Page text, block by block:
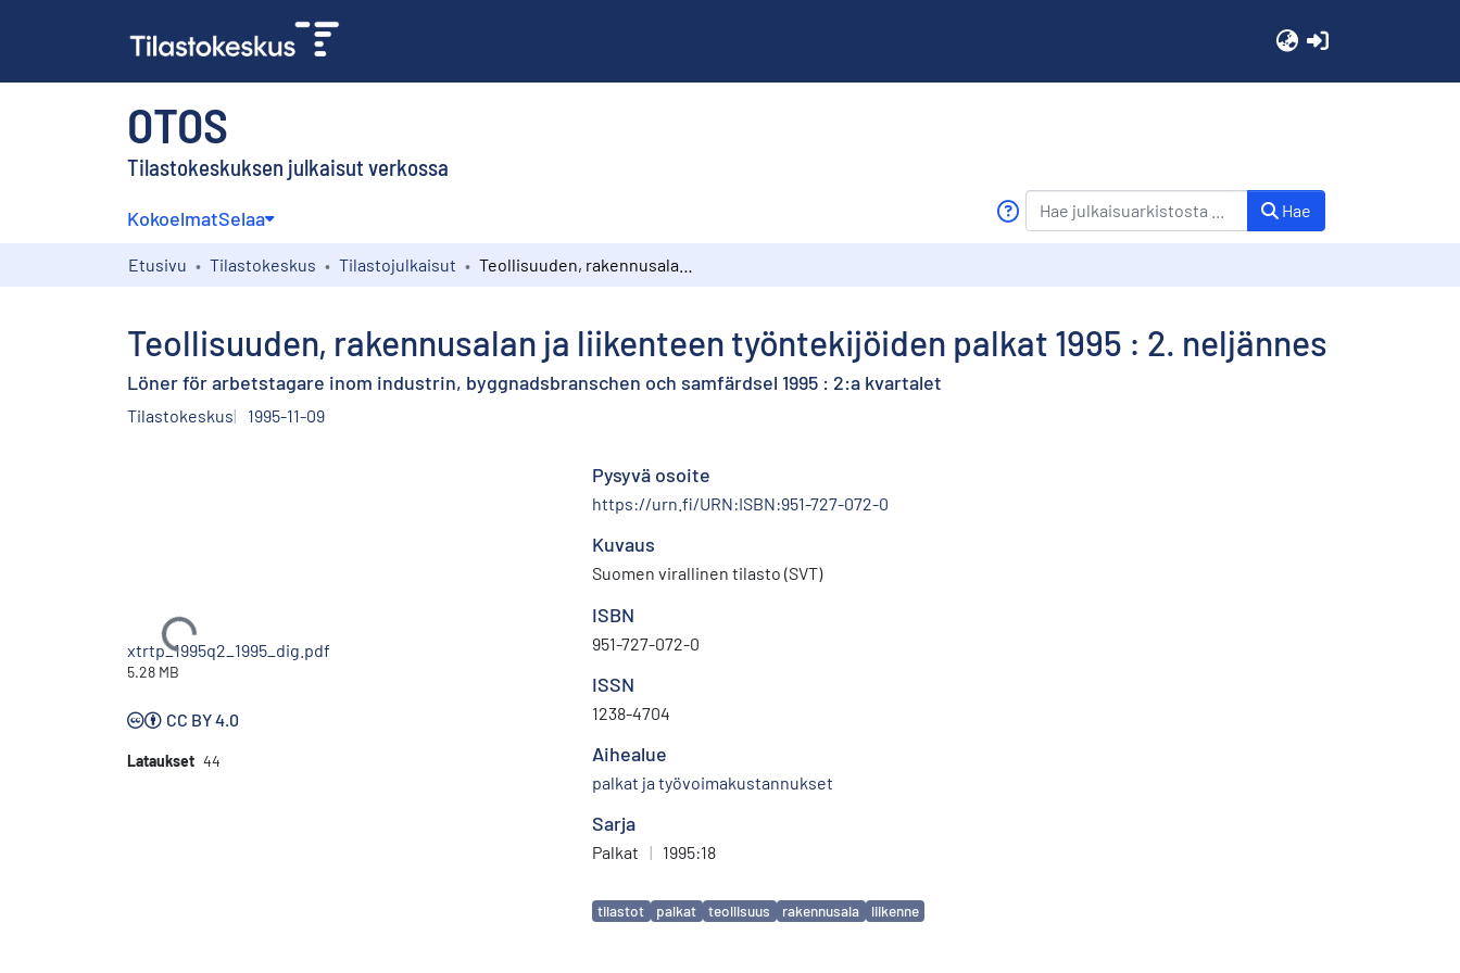
OTOS
Tilastokeskuksen julkaisut verkossa
KokoelmatSelaa Hae
Etusivu Tilastokeskus Tilastojulkaisut
Teollisuuden, rakennusalan ja liikenteen työntekijöiden palkat 1995 : 2. neljännes
Löner för arbetstagare inom industrin, byggnadsbranschen och samfärdsel 1995 : 2:a kvartalet
Tilastokeskus 1995-11-09
Ladataan...
xtrtp_1995q2_1995_dig.pdf
5.28 MB
CC BY 4.0
Lataukset 44
Pysyvä osoite
https://urn.fi/URN:ISBN:951-727-072-0
Kuvaus
Suomen virallinen tilasto (SVT)
ISBN
951-727-072-0
ISSN
1238-4704
Aihealue
palkat ja työvoimakustannukset
Sarja
Palkat | 1995:18
Avainsanat
tilastot palkat teollisuus rakennusala liikenne